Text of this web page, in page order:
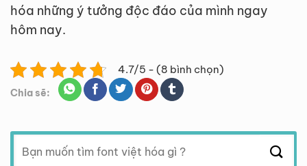
hóa những ý tưởng độc đáo của mình ngay
hôm nay.
4.7/5 - (8 bình chọn)
Chia sẽ:
Tìm
kiếm: